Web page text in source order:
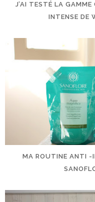
J’AI TESTÉ LA GAMME
INTENSE DE
MA ROUTINE ANTI -